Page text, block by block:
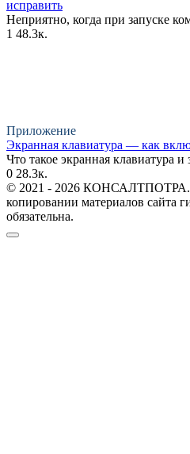
исправить
Неприятно, когда при запуске
1 48.3к.
Приложение
Экранная клавиатура — как
Что такое экранная клавиатура
0 28.3к.
© 2021 - 2026 КОНСАЛТПОТРА.
копировании материалов сайта
обязательна.